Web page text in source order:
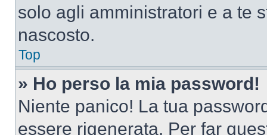
solo agli amministratori e a te
nascosto.
Top
» Ho perso la mia password!
Niente panico! La tua
essere rigenerata. Per far